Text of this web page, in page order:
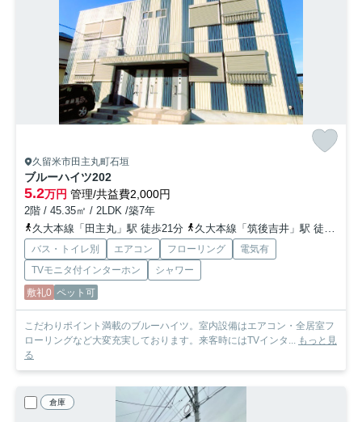
久留米市田主丸町石垣
ブルーハイツ202
5.2万円 管理/共益費2,000円
2階 / 45.35㎡ / 2LDK /築7年
久大本線「田主丸」駅 徒歩21分
久大本線「筑後吉井」駅 徒歩65分
バス・トイレ別 エアコン フローリング
電気有
TVモニタ付インターホン
シャワー
敷礼0 ペット可
こだわりポイント満載のブルーハイツ。室内設備はエアコン・全居室フ
ローリングなど大変充実しております。来客時にはTVインタ...
もっと見
る
倉庫